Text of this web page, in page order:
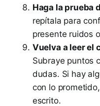
Haga la prueba
repítala para
presente ruidos
Vuelva a leer el
Subraye puntos
dudas. Si hay
con lo
escrito.